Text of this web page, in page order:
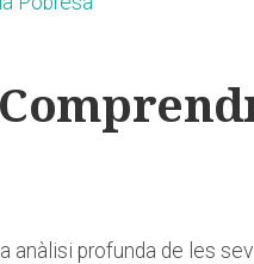
anàlisi profunda de les